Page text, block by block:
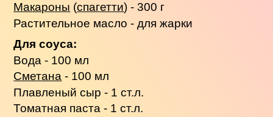
Макароны (спагетти) - 300 г
Растительное масло - для жарки
Для соуса:
Вода - 100 мл
Сметана - 100 мл
Плавленый сыр - 1 ст.л.
Томатная паста - 1 ст.л.